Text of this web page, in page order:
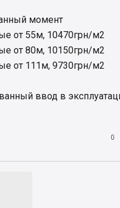
момент
от 55м, 10470грн/м2
от 80м, 10150грн/м2
от 111м, 9730грн/м2
ввод в
0